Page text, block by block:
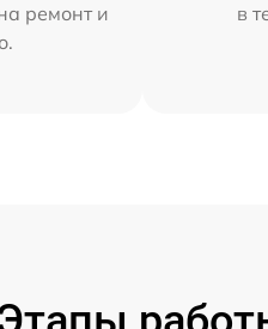
ремонт и
в